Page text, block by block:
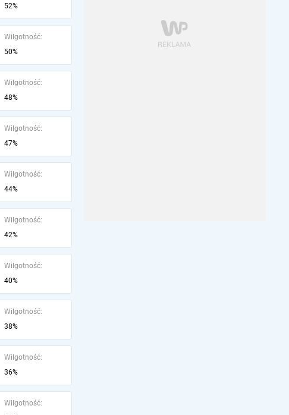
52%
Wilgotność:
50%
Wilgotność:
48%
Wilgotność:
47%
Wilgotność:
44%
Wilgotność:
42%
Wilgotność:
40%
Wilgotność:
38%
Wilgotność:
36%
Wilgotność: